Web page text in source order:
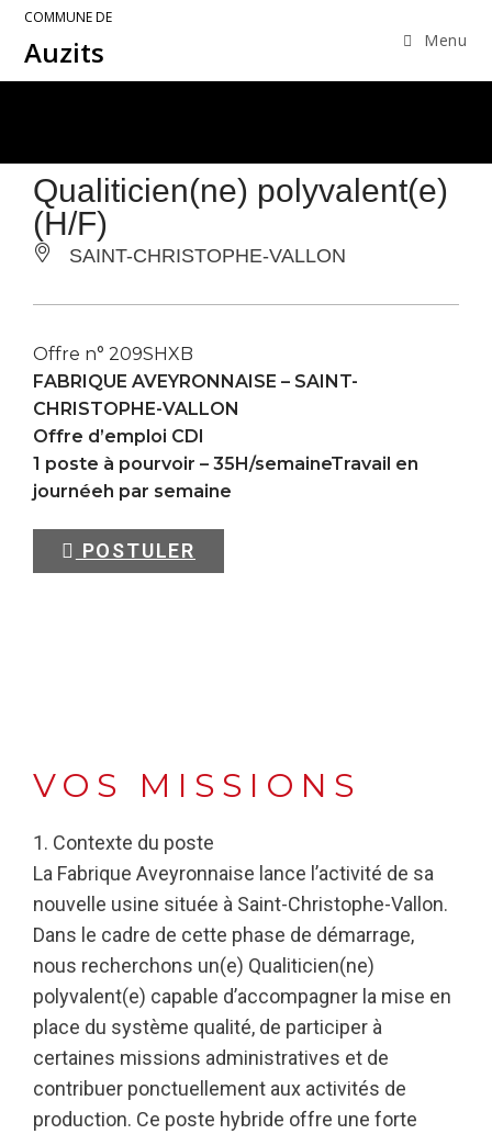
COMMUNE DE
Auzits Menu
Qualiticien(ne) polyvalent(e)
(H/F)
SAINT-CHRISTOPHE-VALLON
Offre n° 209SHXB
FABRIQUE AVEYRONNAISE – SAINT-
CHRISTOPHE-VALLON
Offre d’emploi CDI
1 poste à pourvoir – 35H/semaineTravail en
journéeh par semaine
POSTULER
VOS MISSIONS
1. Contexte du poste
La Fabrique Aveyronnaise lance l’activité de sa
nouvelle usine située à Saint-Christophe-Vallon.
Dans le cadre de cette phase de démarrage,
nous recherchons un(e) Qualiticien(ne)
polyvalent(e) capable d’accompagner la mise en
place du système qualité, de participer à
certaines missions administratives et de
contribuer ponctuellement aux activités de
production. Ce poste hybride offre une forte